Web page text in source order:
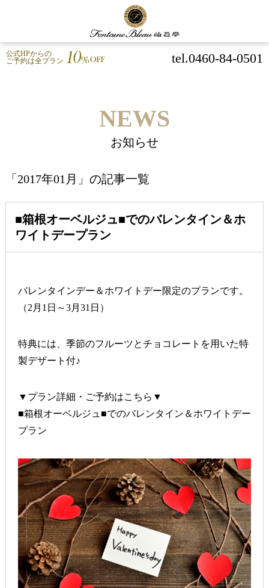
公式HPからの
ご予約は全プラン
tel.0460-84-0501
NEWS
お知らせ
「2017年01月」の記事一覧
■箱根オーベルジュ■でのバレンタイン＆ホ
ワイトデープラン
バレンタインデー＆ホワイトデー限定のプランです。
（2月1日～3月31日）
特典には、季節のフルーツとチョコレートを用いた特
製デザート付♪
▼プラン詳細・ご予約はこちら▼
■箱根オーベルジュ■でのバレンタイン＆ホワイトデー
プラン